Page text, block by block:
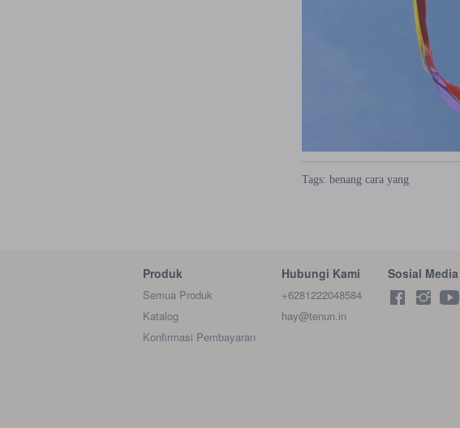
Tags:benang cara yang
Produk
Semua Produk
Katalog
Konfirmasi Pembayaran
Hubungi Kami
+6281222048584
hay@tenun.in
Sosial Media